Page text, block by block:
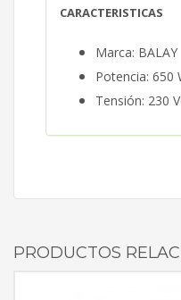
CARACTERISTICAS
Marca: BALAY
Potencia: 650
Tensión: 230
PRODUCTOS